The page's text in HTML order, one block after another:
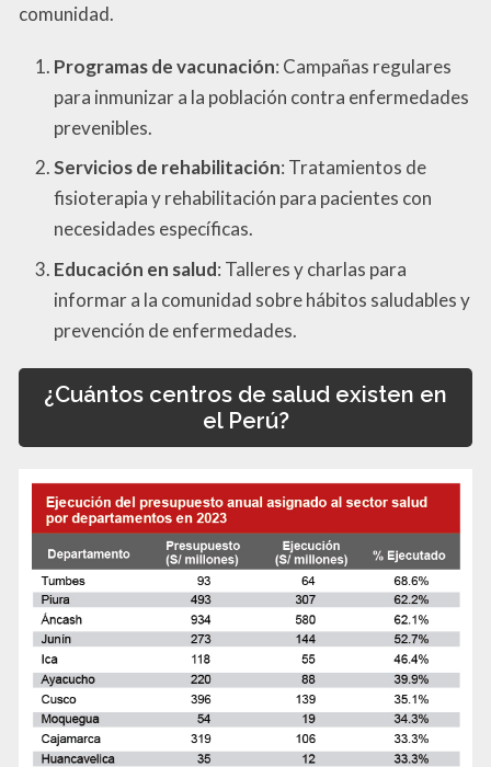
comunidad.
Programas de vacunación: Campañas regulares
para inmunizar a la población contra enfermedades
prevenibles.
Servicios de rehabilitación: Tratamientos de
fisioterapia y rehabilitación para pacientes con
necesidades específicas.
Educación en salud: Talleres y charlas para
informar a la comunidad sobre hábitos saludables y
prevención de enfermedades.
¿Cuántos centros de salud existen en
el Perú?